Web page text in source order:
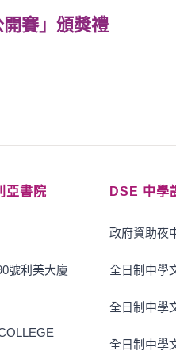
開賽」頒獎禮
亞書院
號利美大廈
DSE 中學
政府資助夜
全日制中學
全日制中學
全日制中學